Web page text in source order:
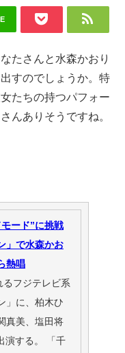
たさんと水森かおり
すのでしょうか。特
たちの持つパフォー
んありそうですね。
ード”に挑戦
」で水森かお
熱唱
るフジテレビ系
」に、柏木ひ
真美、塩田将
演する。 「千